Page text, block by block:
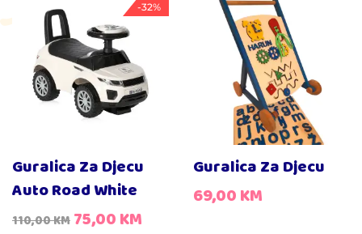
-32%
Guralica Za Djecu
Auto Road White
110,00KM 75,00KM
Guralica Za Djecu
69,00KM